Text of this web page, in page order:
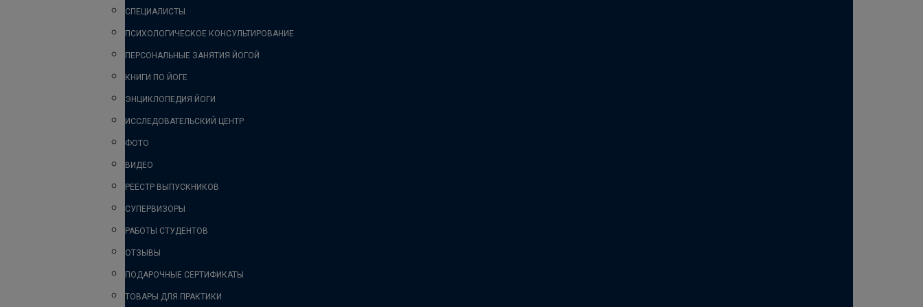
СПЕЦИАЛИСТЫ
ПСИХОЛОГИЧЕСКОЕ КОНСУЛЬТИРОВАНИЕ
ПЕРСОНАЛЬНЫЕ ЗАНЯТИЯ ЙОГОЙ
КНИГИ ПО ЙОГЕ
ЭНЦИКЛОПЕДИЯ ЙОГИ
ИССЛЕДОВАТЕЛЬСКИЙ ЦЕНТР
ФОТО
ВИДЕО
РЕЕСТР ВЫПУСКНИКОВ
СУПЕРВИЗОРЫ
РАБОТЫ СТУДЕНТОВ
ОТЗЫВЫ
ПОДАРОЧНЫЕ СЕРТИФИКАТЫ
ТОВАРЫ ДЛЯ ПРАКТИКИ